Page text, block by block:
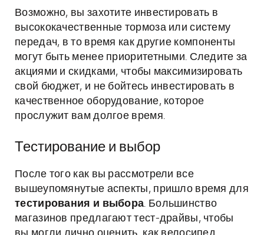
Возможно, вы захотите инвестировать в
высококачественные тормоза или систему
передач, в то время как другие компоненты
могут быть менее приоритетными. Следите за
акциями и скидками, чтобы максимизировать
свой бюджет, и не бойтесь инвестировать в
качественное оборудование, которое
прослужит вам долгое время.
Тестирование и выбор
После того как вы рассмотрели все
вышеупомянутые аспекты, пришло время для
тестирования и выбора. Большинство
магазинов предлагают тест-драйвы, чтобы